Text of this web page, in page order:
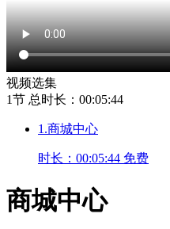
视频选集
1节 总时长：00:05:44
1.商城中心
时长：00:05:44 免费
商城中心